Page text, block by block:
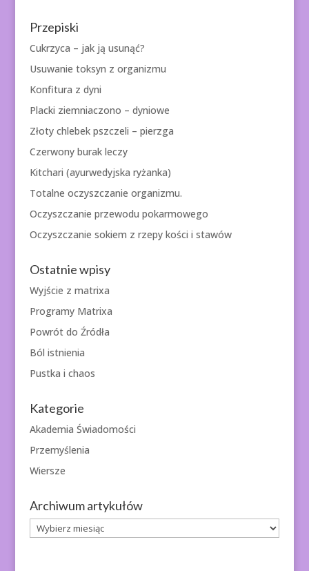
Przepiski
Cukrzyca – jak ją usunąć?
Usuwanie toksyn z organizmu
Konfitura z dyni
Placki ziemniaczono – dyniowe
Złoty chlebek pszczeli – pierzga
Czerwony burak leczy
Kitchari (ayurwedyjska ryżanka)
Totalne oczyszczanie organizmu.
Oczyszczanie przewodu pokarmowego
Oczyszczanie sokiem z rzepy kości i stawów
Ostatnie wpisy
Wyjście z matrixa
Programy Matrixa
Powrót do Źródła
Ból istnienia
Pustka i chaos
Kategorie
Akademia Świadomości
Przemyślenia
Wiersze
Archiwum artykułów
Archiwum
artykułów